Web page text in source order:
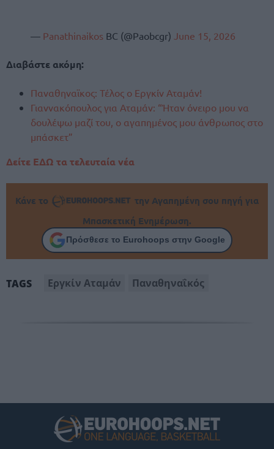
— Panathinaikos BC (@Paobcgr) June 15, 2026
Διαβάστε ακόμη:
Παναθηναϊκος: Τέλος ο Εργκίν Αταμάν!
Γιαννακόπουλος για Αταμάν: “Ήταν όνειρο μου να
δουλέψω μαζί του, ο αγαπημένος μου άνθρωπος στο
μπάσκετ”
Δείτε ΕΔΩ τα τελευταία νέα
Κάνε το
την Αγαπημένη σου πηγή για
Μπασκετική Ενημέρωση.
Πρόσθεσε το Eurohoops στην Google
TAGS Εργκίν Αταμάν Παναθηναΐκός